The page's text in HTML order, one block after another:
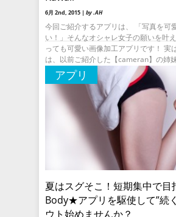
6月 2nd, 2015 | by .AH
今回ご紹介するアプリは、 「写真を可
い！」そんなオシャレ女子の願いを叶
っても可愛い画像加工アプリです！ 実
は、以前ご紹介した【cameran】の姉
【cameran】の
アプリ
夏はスグそこ！短期集中で目
Body★アプリを駆使して”続
ウト始めませんか？